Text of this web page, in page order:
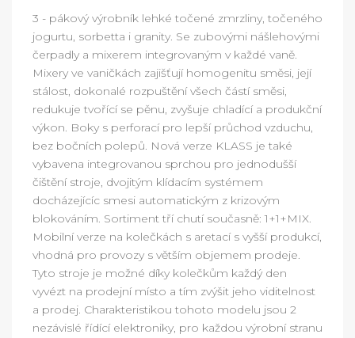
3 - pákový výrobník lehké točené zmrzliny, točeného
jogurtu, sorbetta i granity. Se zubovými nášlehovými
čerpadly a mixerem integrovaným v každé vaně.
Mixery ve vaničkách zajišťují homogenitu směsi, její
stálost, dokonalé rozpuštění všech částí směsi,
redukuje tvořící se pěnu, zvyšuje chladící a produkční
výkon. Boky s perforací pro lepší průchod vzduchu,
bez bočních polepů. Nová verze KLASS je také
vybavena integrovanou sprchou pro jednodušší
čištění stroje, dvojitým klídacím systémem
docházejícíc smesi automatickým z krizovým
blokováním. Sortiment tří chutí současně: 1+1+MIX.
Mobilní verze na kolečkách s aretací s vyšší produkcí,
vhodná pro provozy s větším objemem prodeje.
Tyto stroje je možné díky kolečkům každý den
vyvézt na prodejní místo a tím zvýšit jeho viditelnost
a prodej. Charakteristikou tohoto modelu jsou 2
nezávislé řídící elektroniky, pro každou výrobní stranu